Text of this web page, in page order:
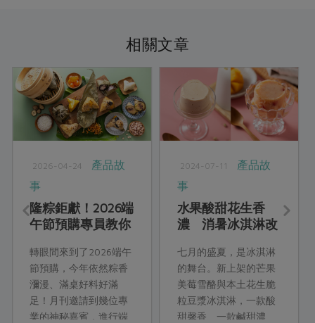
相關文章
2026-04-24
產品故
事
隆粽鉅獻！2026端
午節預購專員教你
轉眼間來到了2026端午
節預購，今年依然粽香
瀰漫、滿桌好料好滿
足！月刊邀請到幾位專
業的神秘嘉賓，進行端
2024-07-11
產品故
事
水果酸甜花生香
濃 消暑冰淇淋改
七月的盛夏，是冰淇淋
的舞台。新上架的芒果
美莓雪酪與本土花生脆
粒豆漿冰淇淋，一款酸
甜馨香、一款鹹甜濃